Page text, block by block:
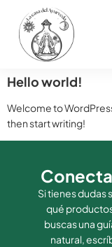
Hello world!
Welcome to
then start writing!
Si tienes dudas
qué
buscas una
natural,